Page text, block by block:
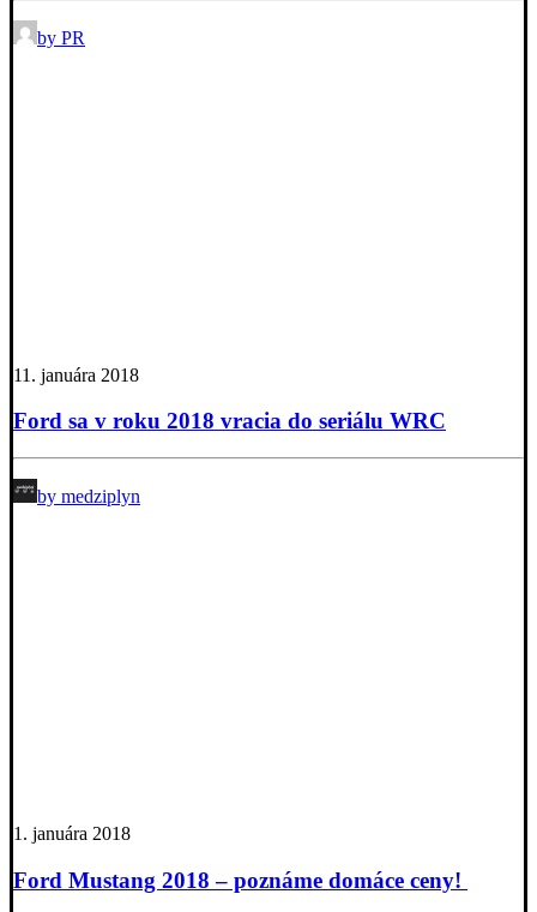
by PR
11. januára 2018
Ford sa v roku 2018 vracia do seriálu WRC
by medziplyn
1. januára 2018
Ford Mustang 2018 – poznáme domáce ceny!